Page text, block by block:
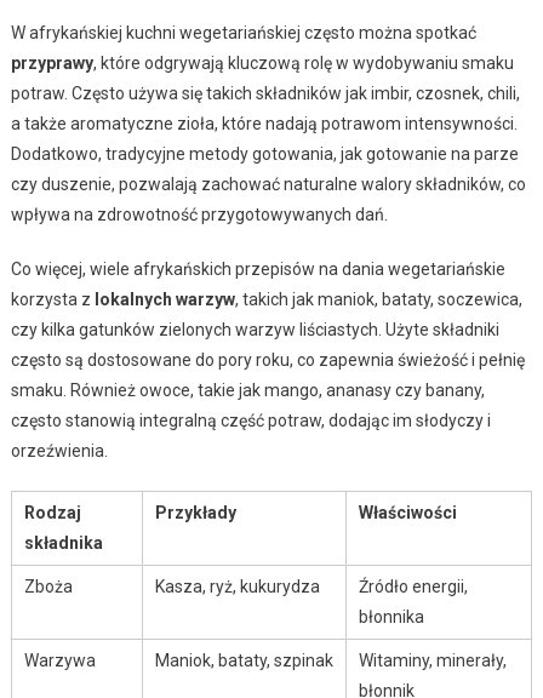
W afrykańskiej kuchni wegetariańskiej często można spotkać
przyprawy, które odgrywają kluczową rolę w wydobywaniu smaku
potraw. Często używa się takich składników jak imbir, czosnek, chili,
a także aromatyczne zioła, które nadają potrawom intensywności.
Dodatkowo, tradycyjne metody gotowania, jak gotowanie na parze
czy duszenie, pozwalają zachować naturalne walory składników, co
wpływa na zdrowotność przygotowywanych dań.
Co więcej, wiele afrykańskich przepisów na dania wegetariańskie
korzysta z lokalnych warzyw, takich jak maniok, bataty, soczewica,
czy kilka gatunków zielonych warzyw liściastych. Użyte składniki
często są dostosowane do pory roku, co zapewnia świeżość i pełnię
smaku. Również owoce, takie jak mango, ananasy czy banany,
często stanowią integralną część potraw, dodając im słodyczy i
orzeźwienia.
Rodzaj
składnika
Przykłady Właściwości
Zboża Kasza, ryż, kukurydza
Źródło energii,
błonnika
Warzywa Maniok, bataty, szpinak
Witaminy, minerały,
błonnik